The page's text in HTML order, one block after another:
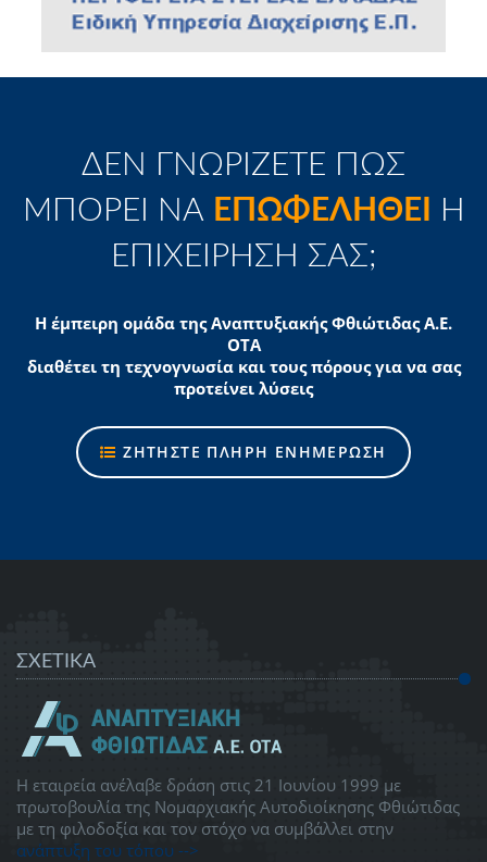
ΔΕΝ ΓΝΩΡΙΖΕΤΕ ΠΩΣ
ΜΠΟΡΕΙ ΝΑ ΕΠΩΦΕΛΗΘΕΙ
Η
ΕΠΙΧΕΙΡΗΣΗ ΣΑΣ;
Η έμπειρη ομάδα της Αναπτυξιακής Φθιώτιδας Α.Ε.
ΟΤΑ
διαθέτει τη τεχνογνωσία και τους πόρους για να σας
προτείνει λύσεις
ΖΗΤΗΣΤΕ ΠΛΗΡΗ ΕΝΗΜΕΡΩΣΗ
ΣΧΕΤΙΚΑ
Η εταιρεία ανέλαβε δράση στις 21 Ιουνίου 1999 με
πρωτοβουλία της Νομαρχιακής Αυτοδιοίκησης Φθιώτιδας
με τη φιλοδοξία και τον στόχο να συμβάλλει στην
ανάπτυξη του τόπου -->